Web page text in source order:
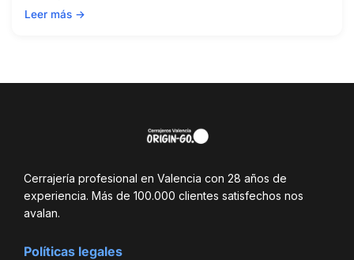
Leer más →
Cerrajería profesional en Valencia con 28 años de
experiencia. Más de 100.000 clientes satisfechos nos
avalan.
Políticas legales